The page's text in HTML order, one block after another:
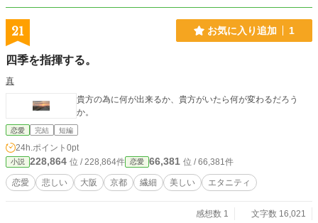
21 お気に入り追加 1
四季を指揮する。
真
貴方の為に何が出来るか、貴方がいたら何が変わるだろう
か。
恋愛 完結 短編
24h.ポイント 0pt
小説 228,864 位 / 228,864件 恋愛 66,381 位 / 66,381件
恋愛 悲しい 大阪 京都 繊細 美しい エタニティ
感想数 1
文字数 16,021